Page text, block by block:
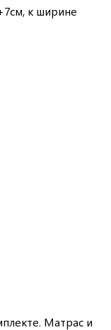
к ширине
Матрас и